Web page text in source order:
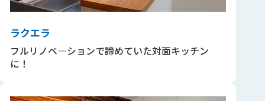
ラクエラ
フルリノベ―ションで諦めていた対面キッチン
に！